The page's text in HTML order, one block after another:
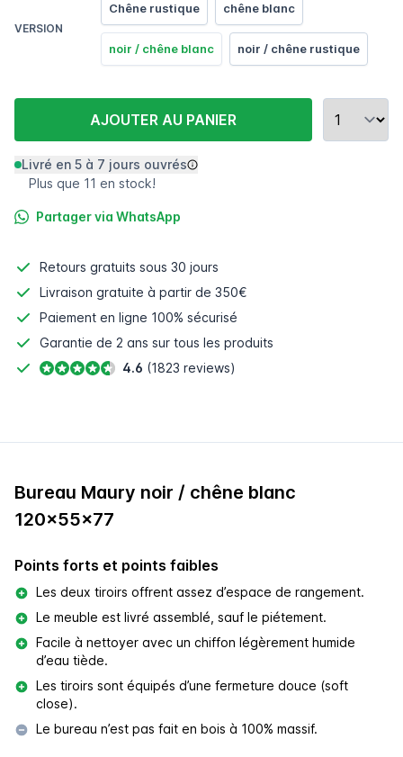
VERSION
Chêne rustique chêne blanc
noir / chêne blanc noir / chêne rustique
AJOUTER AU PANIER
Livré en 5 à 7 jours ouvrés
Plus que 11 en stock!
Partager via WhatsApp
Retours gratuits sous 30 jours
Livraison gratuite à partir de 350€
Paiement en ligne 100% sécurisé
Garantie de 2 ans sur tous les produits
4.6 (1823 reviews)
Bureau Maury noir / chêne blanc
120x55x77
Points forts et points faibles
Les deux tiroirs offrent assez d’espace de rangement.
Le meuble est livré assemblé, sauf le piétement.
Facile à nettoyer avec un chiffon légèrement humide
d’eau tiède.
Les tiroirs sont équipés d’une fermeture douce (soft
close).
Le bureau n’est pas fait en bois à 100% massif.